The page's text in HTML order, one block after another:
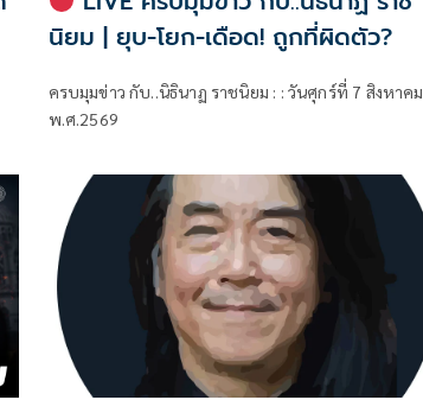
นิยม | ยุบ-โยก-เดือด! ถูกที่ผิดตัว?
ครบมุมข่าว กับ..นิธินาฏ ราชนิยม : : วันศุกร์ที่ 7 สิงหาคม
พ.ศ.2569